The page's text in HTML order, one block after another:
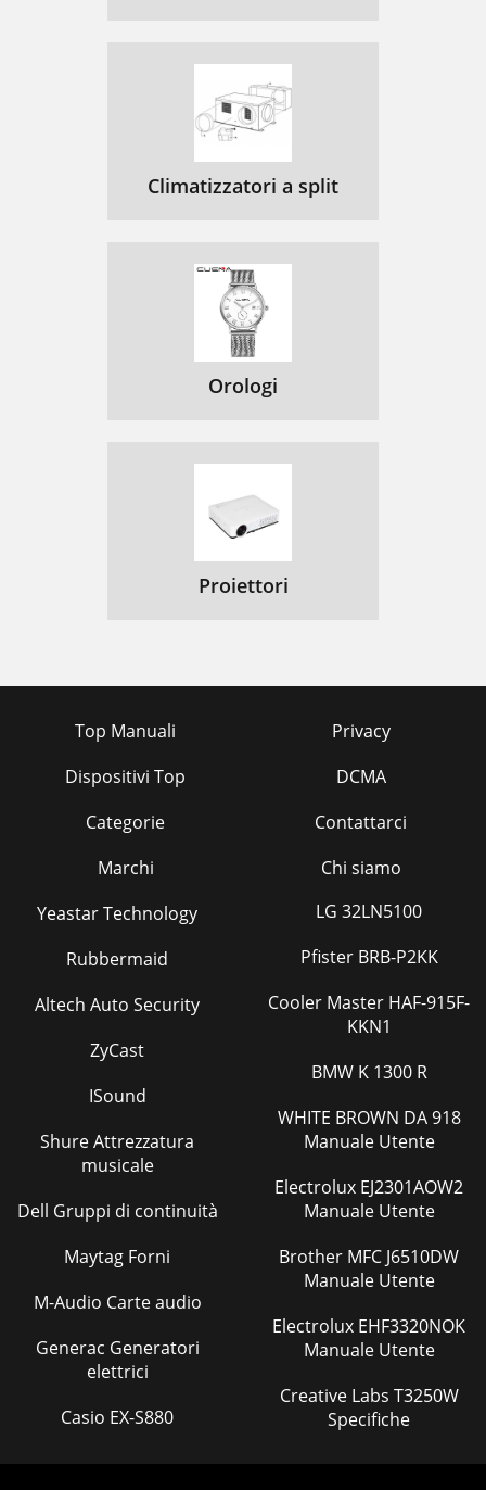
Climatizzatori a split
Orologi
Proiettori
Top Manuali
Dispositivi Top
Categorie
Marchi
Privacy
DCMA
Contattarci
Chi siamo
Yeastar Technology
Rubbermaid
Altech Auto Security
ZyCast
ISound
Shure Attrezzatura
musicale
Dell Gruppi di continuità
Maytag Forni
M-Audio Carte audio
Generac Generatori
elettrici
Casio EX-S880
LG 32LN5100
Pfister BRB-P2KK
Cooler Master HAF-915F-
KKN1
BMW K 1300 R
WHITE BROWN DA 918
Manuale Utente
Electrolux EJ2301AOW2
Manuale Utente
Brother MFC J6510DW
Manuale Utente
Electrolux EHF3320NOK
Manuale Utente
Creative Labs T3250W
Specifiche